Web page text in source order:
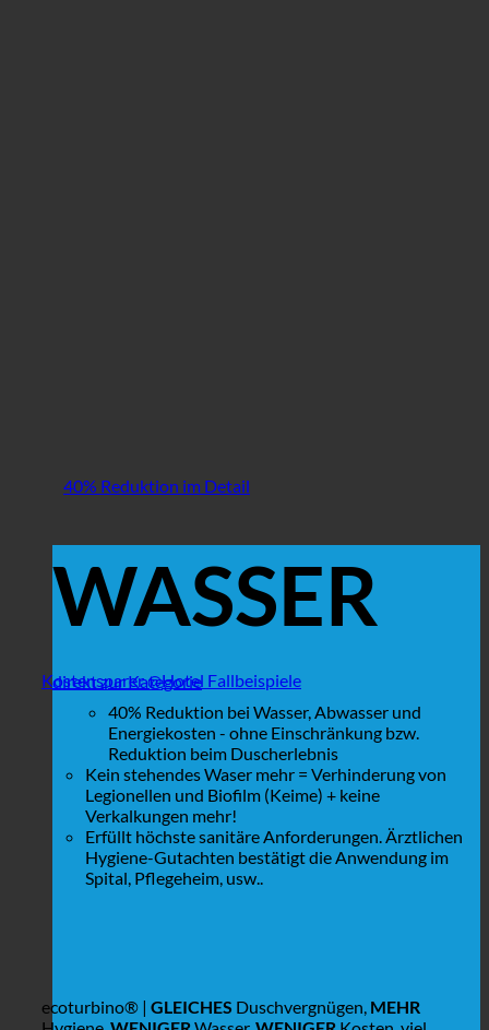
40% Reduktion im Detail
WASSER
direkt zur Kategorie
Kostensparer @Hotel Fallbeispiele
40% Reduktion bei Wasser, Abwasser und
Energiekosten - ohne Einschränkung bzw.
Reduktion beim Duscherlebnis
Kein stehendes Waser mehr = Verhinderung von
Legionellen und Biofilm (Keime) + keine
Verkalkungen mehr!
Erfüllt höchste sanitäre Anforderungen. Ärztlichen
Hygiene-Gutachten bestätigt die Anwendung im
Spital, Pflegeheim, usw..
ecoturbino® | GLEICHES Duschvergnügen, MEHR